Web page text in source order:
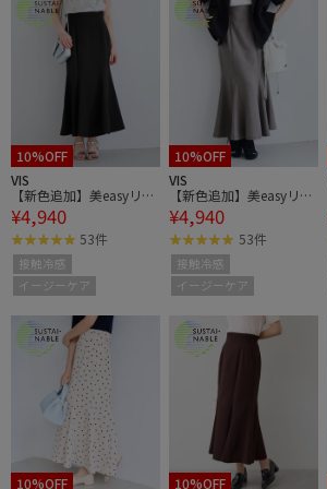
10%OFF
VIS
【新色追加】美easyリネ
ンライクマーメイドスカ
ート/イージーケア・接
触冷感・セットアップ対
応
¥4,940
53件
接触冷感
イージーケア
10%OFF
VIS
【新色追加】美easyリネ
ンライクマーメイドスカ
ート/イージーケア・接
触冷感・セットアップ対
応
¥4,940
53件
接触冷感
イージーケア
10%OFF 10%OFF